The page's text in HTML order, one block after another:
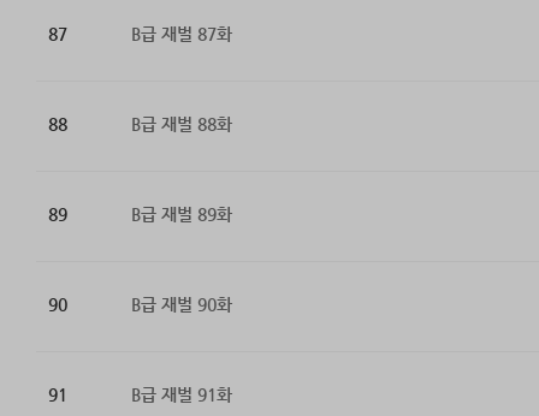
87 B급 재벌 87화
88 B급 재벌 88화
89 B급 재벌 89화
90 B급 재벌 90화
91 B급 재벌 91화